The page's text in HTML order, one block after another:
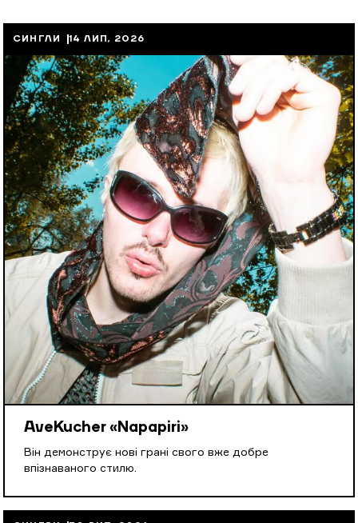
СИНГЛИ 14 ЛИП, 2026
AveKucher «Napapiri»
Він демонструє нові грані свого вже добре
впізнаваного стилю.